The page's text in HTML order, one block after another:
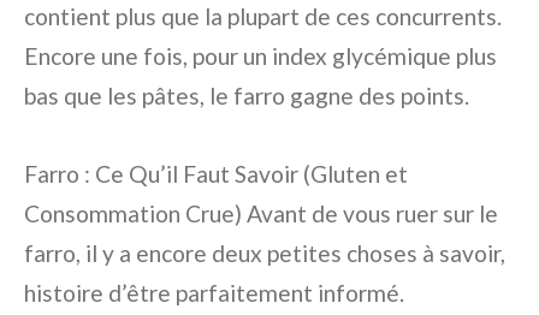
contient plus que la plupart de ces concurrents.
Encore une fois, pour un index glycémique plus
bas que les pâtes, le farro gagne des points.
Farro : Ce Qu’il Faut Savoir (Gluten et
Consommation Crue) Avant de vous ruer sur le
farro, il y a encore deux petites choses à savoir,
histoire d’être parfaitement informé.